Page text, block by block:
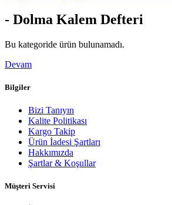
- Dolma Kalem Defteri
Bu kategoride ürün bulunamadı.
Devam
Bilgiler
Bizi Tanıyın
Kalite Politikası
Kargo Takip
Ürün İadesi Şartları
Hakkımızda
Şartlar & Koşullar
Müşteri Servisi